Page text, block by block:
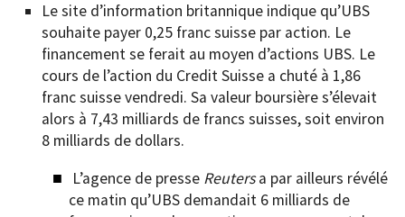
Le site d’information britannique indique qu’UBS
souhaite payer 0,25 franc suisse par action. Le
financement se ferait au moyen d’actions UBS. Le
cours de l’action du Credit Suisse a chuté à 1,86
franc suisse vendredi. Sa valeur boursière s’élevait
alors à 7,43 milliards de francs suisses, soit environ
8 milliards de dollars.
L’agence de presse Reutersa par ailleurs révélé
ce matin qu’UBS demandait 6 milliards de